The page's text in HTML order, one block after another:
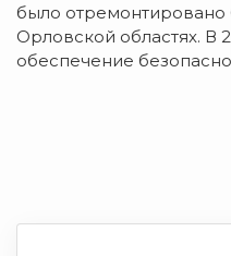
было отремонтировано
Орловской областях. В
обеспечение